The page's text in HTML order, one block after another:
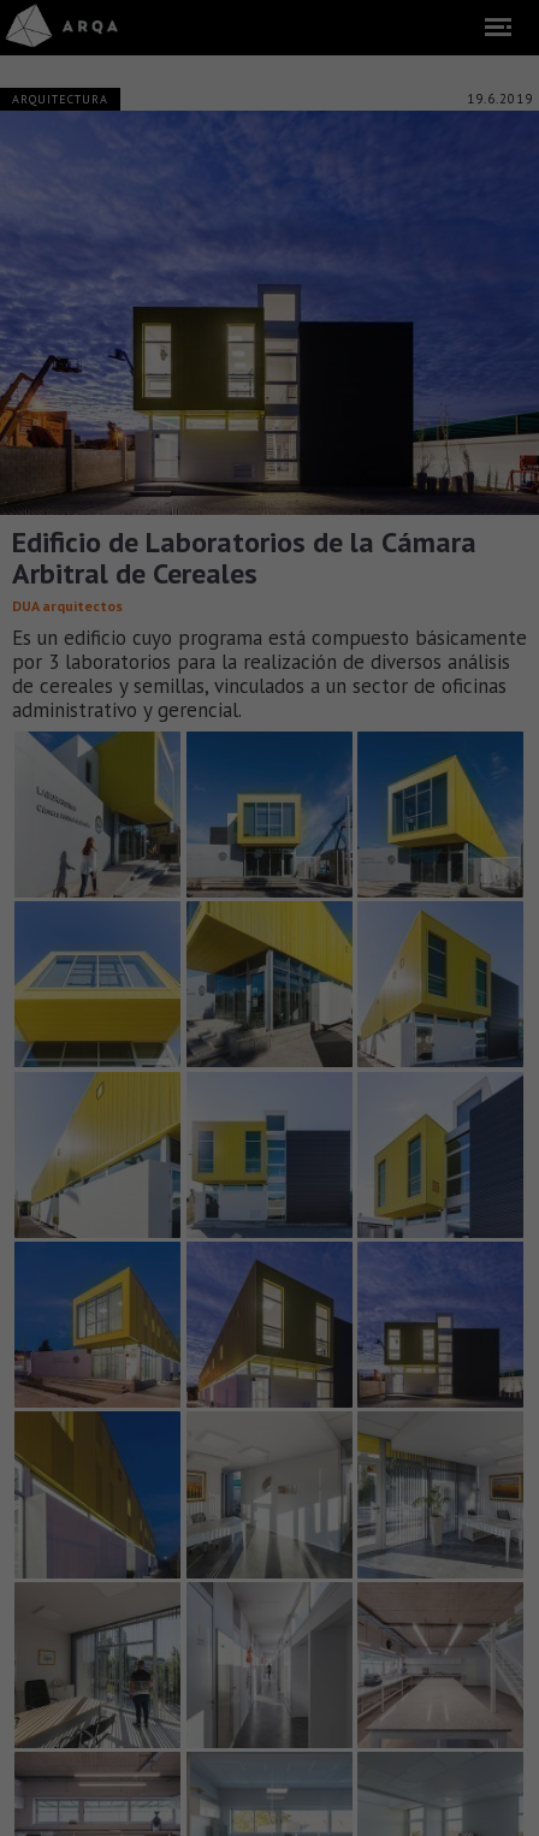
ARQUITECTURA 19.6.2019
Edificio de Laboratorios de la Cámara
Arbitral de Cereales
DUA arquitectos
Es un edificio cuyo programa está compuesto básicamente
por 3 laboratorios para la realización de diversos análisis
de cereales y semillas, vinculados a un sector de oficinas
administrativo y gerencial.